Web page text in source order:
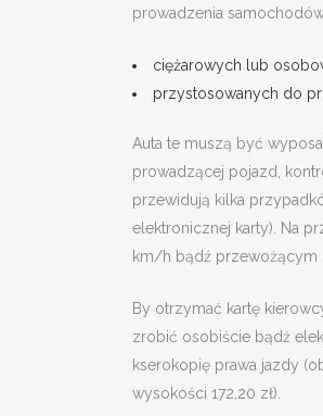
prowadzenia
ciężarowych lub
przystosowanych do
Auta te muszą być
prowadzącej pojazd,
przewidują kilka
elektronicznej karty). Na
km/h bądź przewożącym
By otrzymać kartę
zrobić osobiście bądź
kserokopię prawa jazdy
wysokości 172,20 zł).